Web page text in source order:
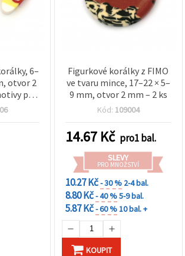
6–
otvor 2
pro
doplňky
Figurkové korálky z FIMO
ve tvaru mince, 17–22 × 5–
9 mm, otvor 2 mm – 2 ks
Kód: 109004
14.67 Kč pro1 bal.
SLEVY
PRO MNOŽSTVÍ
10.27 Kč- 30 % 2-4 bal.
8.80 Kč- 40 %5-9 bal.
5.87 Kč- 60 %10 bal. +
KOUPIT